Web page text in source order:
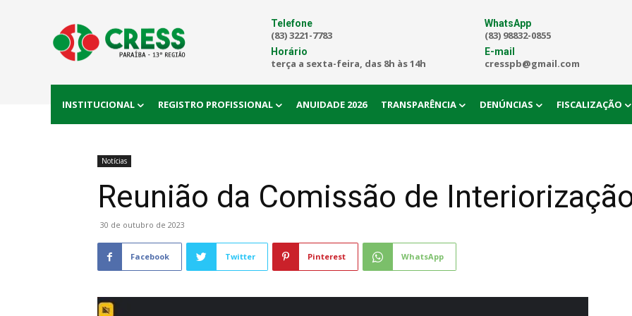
Telefone
(83) 3221-7783
Horário
terça a sexta-feira, das 8h às 14h
WhatsApp
(83) 98832-0855
E-mail
cresspb@gmail.com
INSTITUCIONAL REGISTRO PROFISSIONAL ANUIDADE 2026 TRANSPARÊNCIA DENÚNCIAS FISCALIZAÇÃO
Notícias
Reunião da Comissão de
30 de outubro de 2023
Facebook Twitter Pinterest WhatsApp